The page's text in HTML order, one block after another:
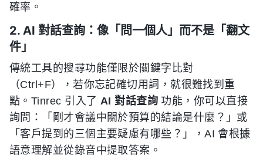
確率。
2. AI 對話查詢：像「問一個人」而不是「翻文
件」
傳統工具的搜尋功能僅限於關鍵字比對
（Ctrl+F），若你忘記確切用詞，就很難找到重
點。Tinrec 引入了 AI 對話查詢 功能，你可以直接
詢問：「剛才會議中關於預算的結論是什麼？」或
「客戶提到的三個主要疑慮有哪些？」，AI 會根據
語意理解並從錄音中提取答案。